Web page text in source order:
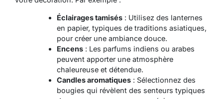
Éclairages tamisés: Utilisez des lanternes
en papier, typiques de traditions asiatiques,
pour créer une ambiance douce.
Encens: Les parfums indiens ou arabes
peuvent apporter une atmosphère
chaleureuse et détendue.
Candles aromatiques: Sélectionnez des
bougies qui révèlent des senteurs typiques